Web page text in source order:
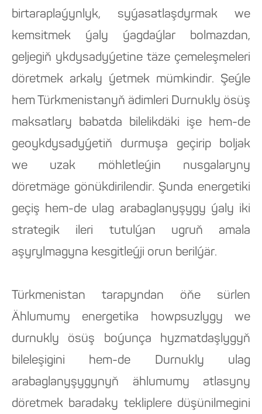
birtaraplaýynlyk, syýasatlaşdyrmak we
kemsitmek ýaly ýagdaýlar bolmazdan,
geljegiň ykdysadyýetine täze çemeleşmeleri
döretmek arkaly ýetmek mümkindir. Şeýle
hem Türkmenistanyň ädimleri Durnukly ösüş
maksatlary babatda bilelikdäki işe hem-de
geoykdysadyýetiň durmuşa geçirip boljak
we uzak möhletleýin nusgalaryny
döretmäge gönükdirilendir. Şunda energetiki
geçiş hem-de ulag arabaglanyşygy ýaly iki
strategik ileri tutulýan ugruň amala
aşyrylmagyna kesgitleýji orun berilýär.
Türkmenistan tarapyndan öňe sürlen
Ählumumy energetika howpsuzlygy we
durnukly ösüş boýunça hyzmatdaşlygyň
bileleşigini hem-de Durnukly ulag
arabaglanyşygynyň ählumumy atlasyny
döretmek baradaky tekliplere düşünilmegini